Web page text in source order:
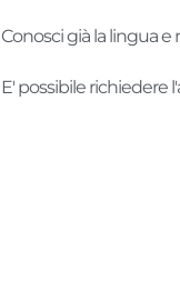
Conosci già la lingua e
E' possibile richiedere